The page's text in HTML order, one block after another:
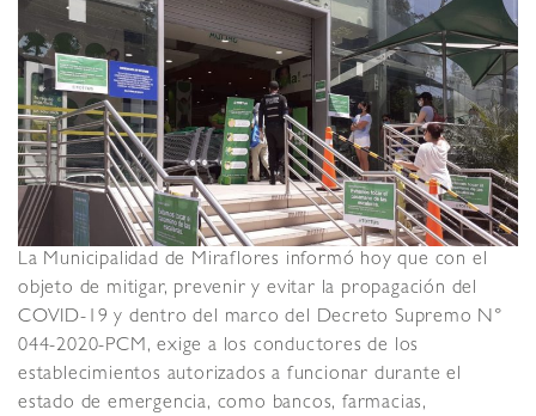
La Municipalidad de Miraflores informó hoy que con el
objeto de mitigar, prevenir y evitar la propagación del
COVID-19 y dentro del marco del Decreto Supremo N°
044-2020-PCM, exige a los conductores de los
establecimientos autorizados a funcionar durante el
estado de emergencia, como bancos, farmacias,